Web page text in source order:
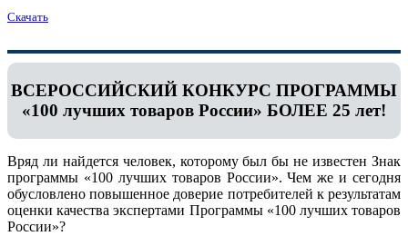
Скачать
ВСЕРОССИЙСКИЙ КОНКУРС ПРОГРАММЫ
«100 лучших товаров России» БОЛЕЕ 25 лет!
Вряд ли найдется человек, которому был бы не известен Знак
программы «100 лучших товаров России». Чем же и сегодня
обусловлено повышенное доверие потребителей к результатам
оценки качества экспертами Программы «100 лучших товаров
России»?